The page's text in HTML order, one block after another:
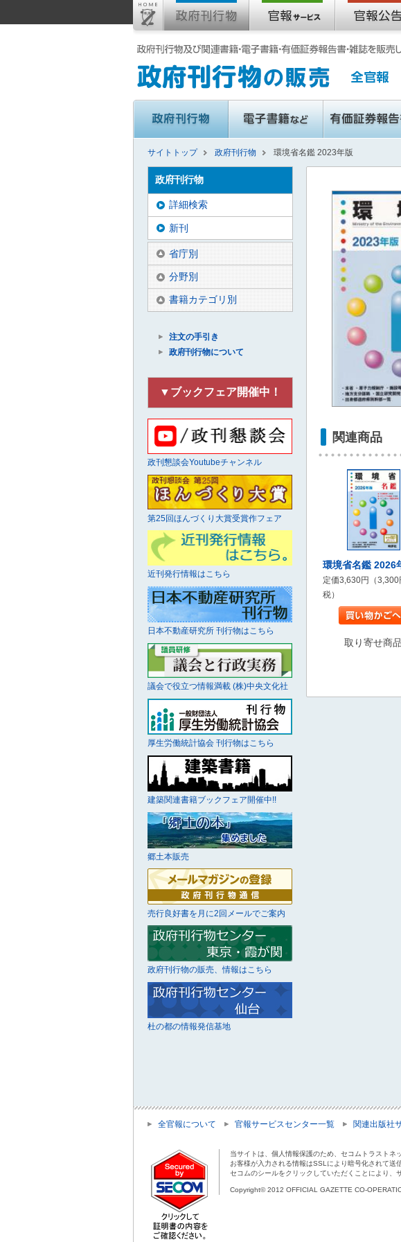
サイトトップ 政府刊行物 環境省名鑑 2023年版
関連商品
環境省名鑑 2026
定価3,630円（3,300
税）
取り寄せ商品
政府刊行物
詳細検索
新刊
省庁別
分野別
書籍カテゴリ別
注文の手引き
政府刊行物について
▼ブックフェア開催中！
政刊懇談会Youtubeチャンネル
第25回ほんづくり大賞受賞作フェア
近刊発行情報はこちら
日本不動産研究所 刊行物はこちら
議会で役立つ情報満載 (株)中央文化社
厚生労働統計協会 刊行物はこちら
建築関連書籍ブックフェア開催中!!
郷土本販売
売行良好書を月に2回メールでご案内
政府刊行物の販売、情報はこちら
杜の都の情報発信基地
全官報について 官報サービスセンター一覧 関連出版社
当サイトは、個人情報保護のため、セコムトラストネ
お客様が入力される情報はSSLにより暗号化されて送
セコムのシールをクリックしていただくことにより、
Copyright© 2012 OFFICIAL GAZETTE CO-